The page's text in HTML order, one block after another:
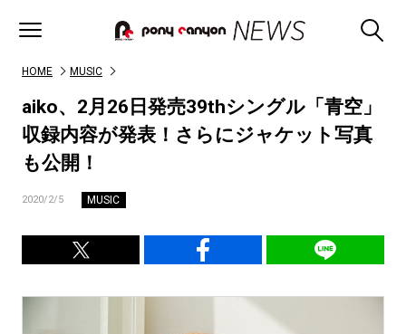
HOME MUSIC
aiko、2月26日発売39thシングル「青空」
収録内容が発表！さらにジャケット写真
も公開！
2020/2/5 MUSIC